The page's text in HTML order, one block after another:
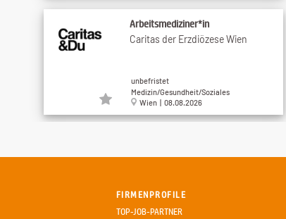
Arbeitsmediziner*in
Caritas der Erzdiözese Wien
unbefristet
Medizin/Gesundheit/Soziales
Wien | 08.08.2026
NUHR Medical - Hotel &
unbefristet
Gastronomie/Tourismus
FIRMENPROFILE
TOP-JOB-PARTNER